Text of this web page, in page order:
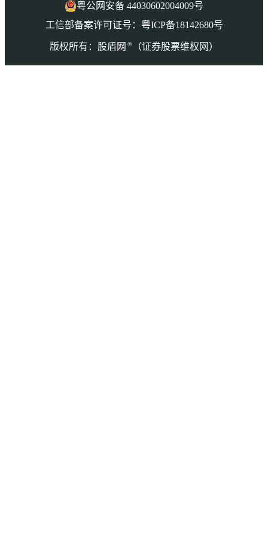
粤公网安备 44030602004009号
工信部备案许可证号：粤ICP备18142680号
版权所有：股盾网 ® （证券股票维权网）